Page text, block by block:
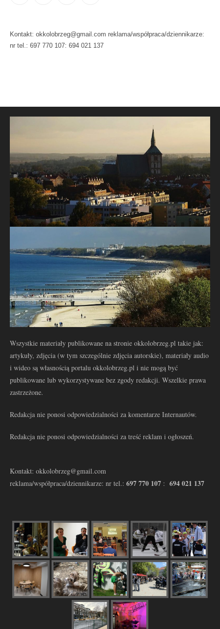
Kontakt: okkolobrzeg@gmail.com reklama/współpraca/dziennikarze:
nr tel.: 697 770 107: 694 021 137
Wszystkie materiały publikowane na stronie okkolobrzeg.pl takie jak:
artykuły, zdjęcia (w tym szczególnie zdjęcia autorskie), materiały audio
i wideo są własnością portalu okkolobrzeg.pl i nie mogą być
publikowane lub wykorzystywane bez zgody redakcji. Wszelkie prawa
zastrzeżone.
Redakcja nie ponosi odpowiedzialności za komentarze Internautów.
Redakcja nie ponosi odpowiedzialności za treść reklam i ogłoszeń.
Kontakt: okkolobrzeg@gmail.com
reklama/współpraca/dziennikarze: nr tel.: 697 770 107 : 694 021 137